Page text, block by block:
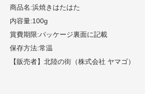
商品名:浜焼きはたはた
内容量:100g
賞費期限:パッケージ裏面に記載
保存方法:常温
【販売者】北陸の街（株式会社 ヤマゴ）